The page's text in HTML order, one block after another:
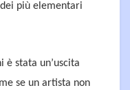
più elementari
è stata un’uscita
se un artista non